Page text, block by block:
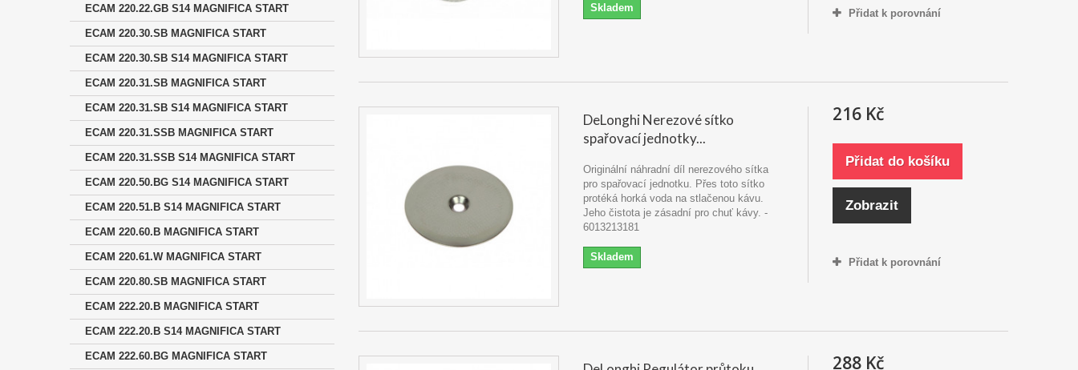
ECAM 220.22.GB S14 MAGNIFICA START
ECAM 220.30.SB MAGNIFICA START
ECAM 220.30.SB S14 MAGNIFICA START
ECAM 220.31.SB MAGNIFICA START
ECAM 220.31.SB S14 MAGNIFICA START
ECAM 220.31.SSB MAGNIFICA START
ECAM 220.31.SSB S14 MAGNIFICA START
ECAM 220.50.BG S14 MAGNIFICA START
ECAM 220.51.B S14 MAGNIFICA START
ECAM 220.60.B MAGNIFICA START
ECAM 220.61.W MAGNIFICA START
ECAM 220.80.SB MAGNIFICA START
ECAM 222.20.B MAGNIFICA START
ECAM 222.20.B S14 MAGNIFICA START
ECAM 222.60.BG MAGNIFICA START
Skladem Přidat k porovnání
DeLonghi Nerezové sítko
spařovací jednotky...
Originální náhradní díl nerezového sítka
pro spařovací jednotku. Přes toto sítko
protéká horká voda na stlačenou kávu.
Jeho čistota je zásadní pro chuť kávy. -
6013213181
Skladem
216 Kč
Přidat do košíku
Zobrazit
Přidat k porovnání
288 Kč